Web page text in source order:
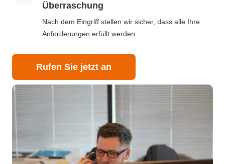
Überraschung
Nach dem Eingriff stellen wir sicher, dass alle Ihre
Anforderungen erfüllt werden.
Rufen Sie jetzt an